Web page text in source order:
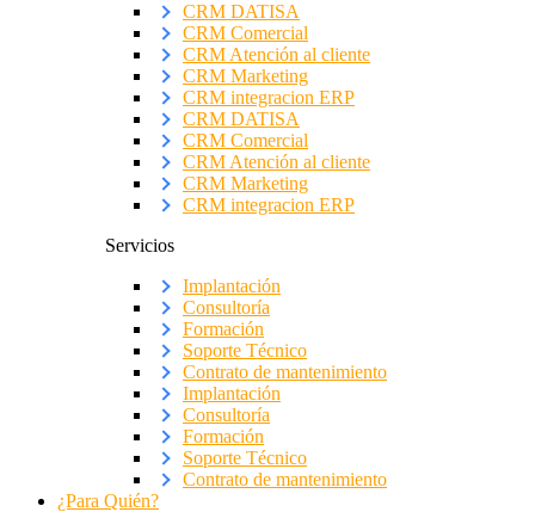
CRM DATISA
CRM Comercial
CRM Atención al cliente
CRM Marketing
CRM integracion ERP
CRM DATISA
CRM Comercial
CRM Atención al cliente
CRM Marketing
CRM integracion ERP
Servicios
Implantación
Consultoría
Formación
Soporte Técnico
Contrato de mantenimiento
Implantación
Consultoría
Formación
Soporte Técnico
Contrato de mantenimiento
¿Para Quién?